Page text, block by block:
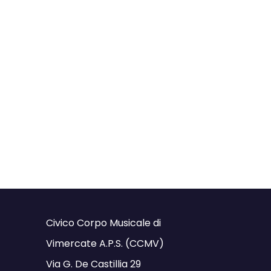
Civico Corpo Musicale di
Vimercate A.P.S. (CCMV)
Via G. De Castillia 29